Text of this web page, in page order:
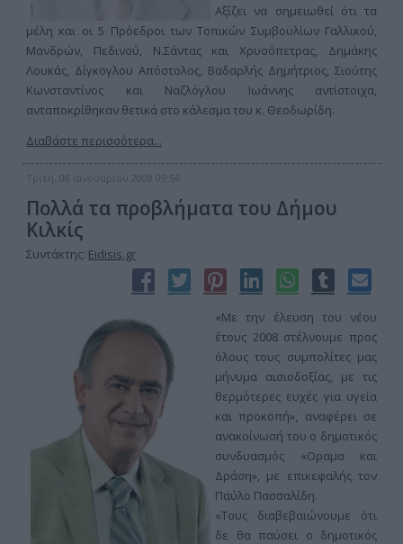
Αξίζει να σημειωθεί ότι τα
μέλη και οι 5 Πρόεδροι των Τοπικών Συμβουλίων Γαλλικού,
Μανδρών, Πεδινού, Ν.Σάντας και Χρυσόπετρας, Δημάκης
Λουκάς, Δίγκογλου Απόστολος, Βαδαρλής Δημήτριος, Σιούτης
Κωνσταντίνος και Ναζλόγλου Ιωάννης αντίστοιχα,
ανταποκρίθηκαν θετικά στο κάλεσμα του κ. Θεοδωρίδη.
Διαβάστε περισσότερα...
Τρίτη, 08 Ιανουαρίου 2008 09:56
Πολλά τα προβλήματα του Δήμου
Κιλκίς
Συντάκτης: Eidisis.gr
«Με την έλευση του νέου
έτους 2008 στέλνουμε προς
όλους τους συμπολίτες μας
μήνυμα αισιοδοξίας, με τις
θερμότερες ευχές για υγεία
και προκοπή», αναφέρει σε
ανακοίνωσή του ο δημοτικός
συνδυασμός «Οραμα και
Δράση», με επικεφαλής τον
Παύλο Πασσαλίδη.
«Τους διαβεβαιώνουμε ότι
δε θα παύσει ο δημοτικός